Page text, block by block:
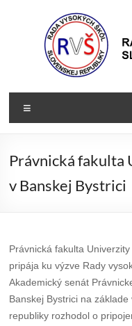
Rada
VŠ
Rada
vysokých
republiky
Právnická fakulta
v Banskej Bystrici
Právnická fakulta
pripája ku výzve Rady
Akademický senát
Banskej Bystrici na
republiky rozhodol o